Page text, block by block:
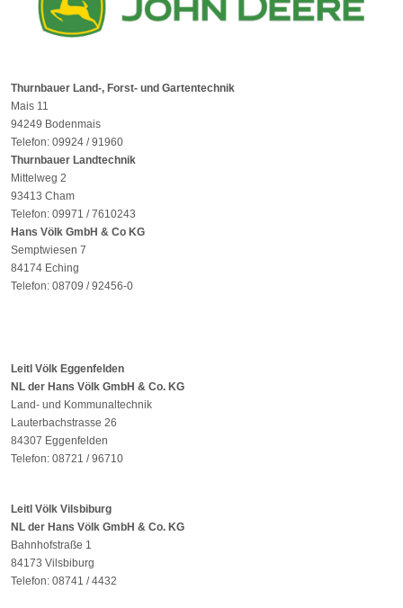
Thurnbauer Land-, Forst- und Gartentechnik
Mais 11
94249 Bodenmais
Telefon: 09924 / 91960
Thurnbauer Landtechnik
Mittelweg 2
93413 Cham
Telefon: 09971 / 7610243
Hans Völk GmbH & Co KG
Semptwiesen 7
84174 Eching
Telefon: 08709 / 92456-0
Leitl Völk Eggenfelden
NL der Hans Völk GmbH & Co. KG
Land- und Kommunaltechnik
Lauterbachstrasse 26
84307 Eggenfelden
Telefon: 08721 / 96710
Leitl Völk Vilsbiburg
NL der Hans Völk GmbH & Co. KG
Bahnhofstraße 1
84173 Vilsbiburg
Telefon: 08741 / 4432